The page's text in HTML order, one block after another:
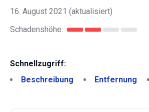
16. August 2021 (aktualisiert)
Schadenshöhe:
Schnellzugriff:
Beschreibung
Entfernung